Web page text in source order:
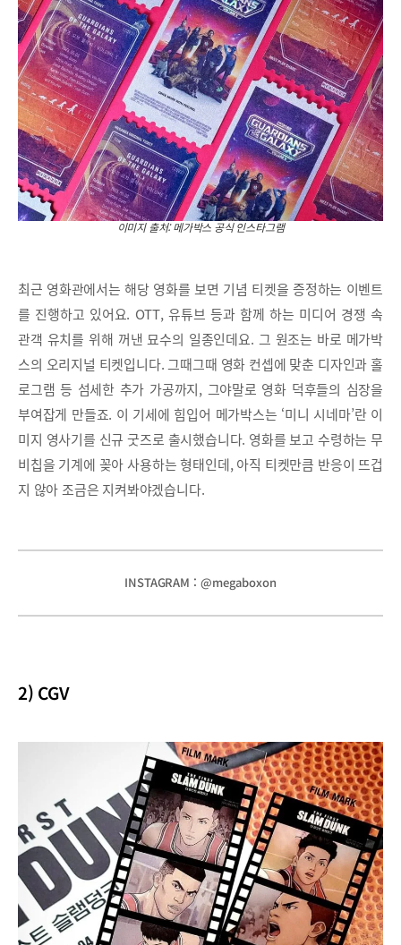
이미지 출처: 메가박스 공식 인스타그램
최근 영화관에서는 해당 영화를 보면 기념 티켓을 증정하는 이벤트
를 진행하고 있어요. OTT, 유튜브 등과 함께 하는 미디어 경쟁 속
관객 유치를 위해 꺼낸 묘수의 일종인데요. 그 원조는 바로 메가박
스의 오리지널 티켓입니다. 그때그때 영화 컨셉에 맞춘 디자인과 홀
로그램 등 섬세한 추가 가공까지, 그야말로 영화 덕후들의 심장을
부여잡게 만들죠. 이 기세에 힘입어 메가박스는 ‘미니 시네마’란 이
미지 영사기를 신규 굿즈로 출시했습니다. 영화를 보고 수령하는 무
비칩을 기계에 꽂아 사용하는 형태인데, 아직 티켓만큼 반응이 뜨겁
지 않아 조금은 지켜봐야겠습니다.
INSTAGRAM : @megaboxon
2) CGV